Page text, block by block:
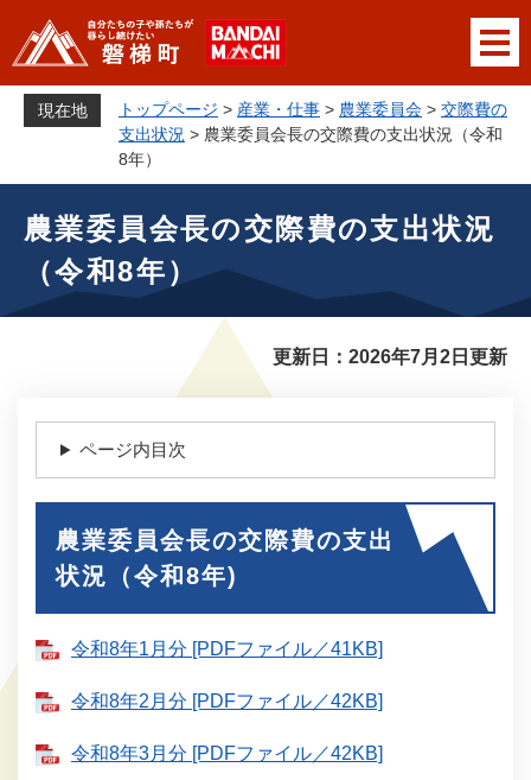
ジ
で
メニューを飛ばして本文へ
現在地 トップページ > 産業・仕事 > 農業委員会 > 交際費の
支出状況 > 農業委員会長の交際費の支出状況（令和
8年）
農業委員会長の交際費の支出状況
（令和8年）
更新日：2026年7月2日更新
ページ内目次
農業委員会長の交際費の支出
状況（令和8年)
令和8年1月分 [PDFファイル／41KB]
令和8年2月分 [PDFファイル／42KB]
令和8年3月分 [PDFファイル／42KB]